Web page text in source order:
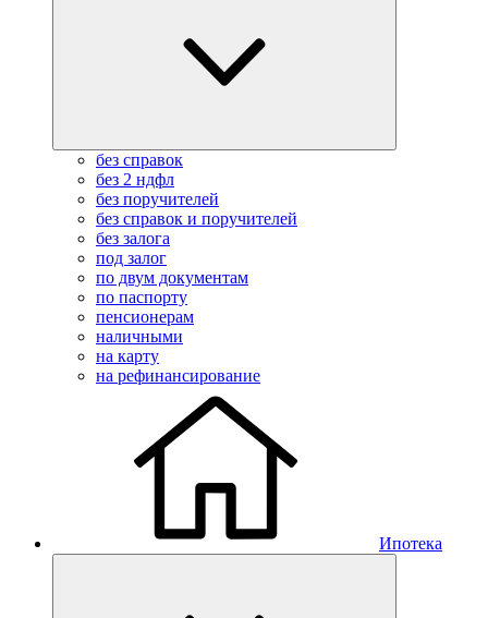
без справок
без 2 ндфл
без поручителей
без справок и поручителей
без залога
под залог
по двум документам
по паспорту
пенсионерам
наличными
на карту
на рефинансирование
Ипотека